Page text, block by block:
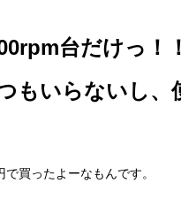
台だけっ！！
もいらないし、
買ったよーなもんです。